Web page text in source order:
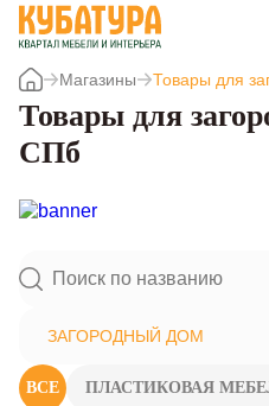
Магазины Товары для
Товары для
СПб
ЗАГОРОДНЫЙ ДОМ
ВСЕ ПЛАСТИКОВАЯ